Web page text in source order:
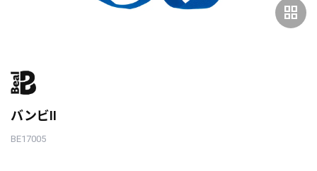
grid_view
バンビII
BE17005